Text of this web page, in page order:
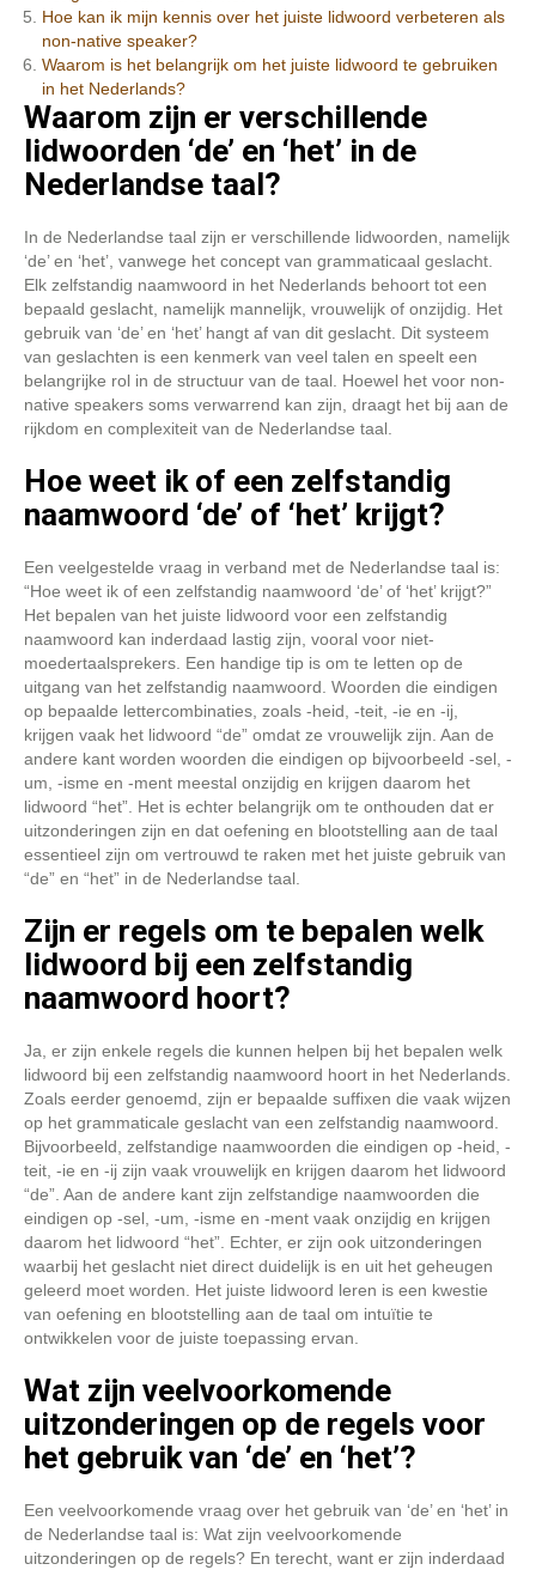
Hoe kan ik mijn kennis over het juiste lidwoord verbeteren als
non-native speaker?
Waarom is het belangrijk om het juiste lidwoord te gebruiken
in het Nederlands?
Waarom zijn er verschillende
lidwoorden ‘de’ en ‘het’ in de
Nederlandse taal?
In de Nederlandse taal zijn er verschillende lidwoorden, namelijk
‘de’ en ‘het’, vanwege het concept van grammaticaal geslacht.
Elk zelfstandig naamwoord in het Nederlands behoort tot een
bepaald geslacht, namelijk mannelijk, vrouwelijk of onzijdig. Het
gebruik van ‘de’ en ‘het’ hangt af van dit geslacht. Dit systeem
van geslachten is een kenmerk van veel talen en speelt een
belangrijke rol in de structuur van de taal. Hoewel het voor non-
native speakers soms verwarrend kan zijn, draagt het bij aan de
rijkdom en complexiteit van de Nederlandse taal.
Hoe weet ik of een zelfstandig
naamwoord ‘de’ of ‘het’ krijgt?
Een veelgestelde vraag in verband met de Nederlandse taal is:
“Hoe weet ik of een zelfstandig naamwoord ‘de’ of ‘het’ krijgt?”
Het bepalen van het juiste lidwoord voor een zelfstandig
naamwoord kan inderdaad lastig zijn, vooral voor niet-
moedertaalsprekers. Een handige tip is om te letten op de
uitgang van het zelfstandig naamwoord. Woorden die eindigen
op bepaalde lettercombinaties, zoals -heid, -teit, -ie en -ij,
krijgen vaak het lidwoord “de” omdat ze vrouwelijk zijn. Aan de
andere kant worden woorden die eindigen op bijvoorbeeld -sel, -
um, -isme en -ment meestal onzijdig en krijgen daarom het
lidwoord “het”. Het is echter belangrijk om te onthouden dat er
uitzonderingen zijn en dat oefening en blootstelling aan de taal
essentieel zijn om vertrouwd te raken met het juiste gebruik van
“de” en “het” in de Nederlandse taal.
Zijn er regels om te bepalen welk
lidwoord bij een zelfstandig
naamwoord hoort?
Ja, er zijn enkele regels die kunnen helpen bij het bepalen welk
lidwoord bij een zelfstandig naamwoord hoort in het Nederlands.
Zoals eerder genoemd, zijn er bepaalde suffixen die vaak wijzen
op het grammaticale geslacht van een zelfstandig naamwoord.
Bijvoorbeeld, zelfstandige naamwoorden die eindigen op -heid, -
teit, -ie en -ij zijn vaak vrouwelijk en krijgen daarom het lidwoord
“de”. Aan de andere kant zijn zelfstandige naamwoorden die
eindigen op -sel, -um, -isme en -ment vaak onzijdig en krijgen
daarom het lidwoord “het”. Echter, er zijn ook uitzonderingen
waarbij het geslacht niet direct duidelijk is en uit het geheugen
geleerd moet worden. Het juiste lidwoord leren is een kwestie
van oefening en blootstelling aan de taal om intuïtie te
ontwikkelen voor de juiste toepassing ervan.
Wat zijn veelvoorkomende
uitzonderingen op de regels voor
het gebruik van ‘de’ en ‘het’?
Een veelvoorkomende vraag over het gebruik van ‘de’ en ‘het’ in
de Nederlandse taal is: Wat zijn veelvoorkomende
uitzonderingen op de regels? En terecht, want er zijn inderdaad